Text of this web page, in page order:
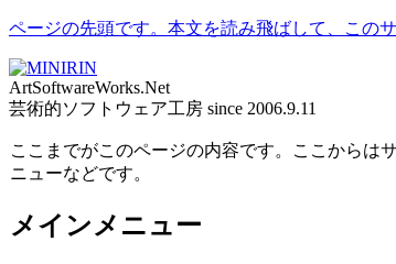
ページの先頭です。本文を読み飛ばして、この
ArtSoftwareWorks.Net
芸術的ソフトウェア工房 since 2006.9.11
ここまでがこのページの内容です。ここからは
ニューなどです。
メインメニュー